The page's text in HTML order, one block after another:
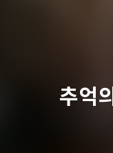
추억